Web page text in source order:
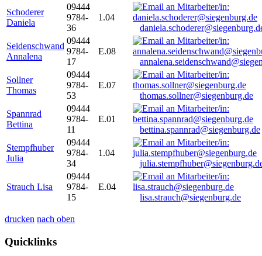
Schoderer
Daniela
09444
9784-
36
1.04
Seidenschwand
Annalena
09444
9784-
17
E.08
Sollner
Thomas
09444
9784-
53
E.07
thomas.sollner@siegenburg.de
Spannrad
Bettina
09444
9784-
11
E.01
bettina.spannrad@siegenburg.de
Stempfhuber
Julia
09444
9784-
34
1.04
Strauch Lisa
09444
9784-
15
E.04
lisa.strauch@siegenburg.de
drucken nach oben
Quicklinks